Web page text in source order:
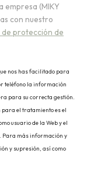
empresa (MIKY
con nuestro
protección de
nos has facilitado para
teléfono la información
para su correcta gestión.
el tratamiento es el
usuario de la Web y el
Para más información y
y supresión, así como